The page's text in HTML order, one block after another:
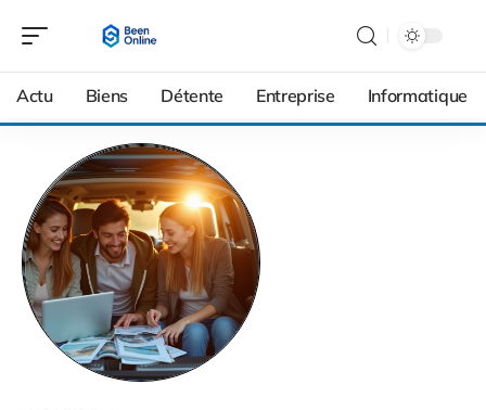
Actu Biens Détente Entreprise Informatique